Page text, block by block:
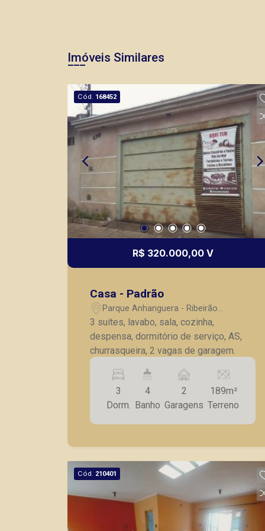
Imóveis Similares
Cód. 168452
R$ 320.000,00 V
Casa - Padrão
Parque Anhanguera - Ribeirão
Preto/SP
3 suítes, lavabo, sala, cozinha,
despensa, dormitório de serviço, AS,
churrasqueira, 2 vagas de garagem.
3
Dorm.
4
Banho
2
Garagens
189m²
Terreno
Cód. 210401